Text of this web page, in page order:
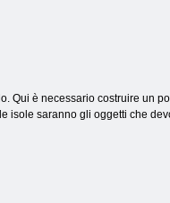
Qui è necessario costruire un
isole saranno gli oggetti che